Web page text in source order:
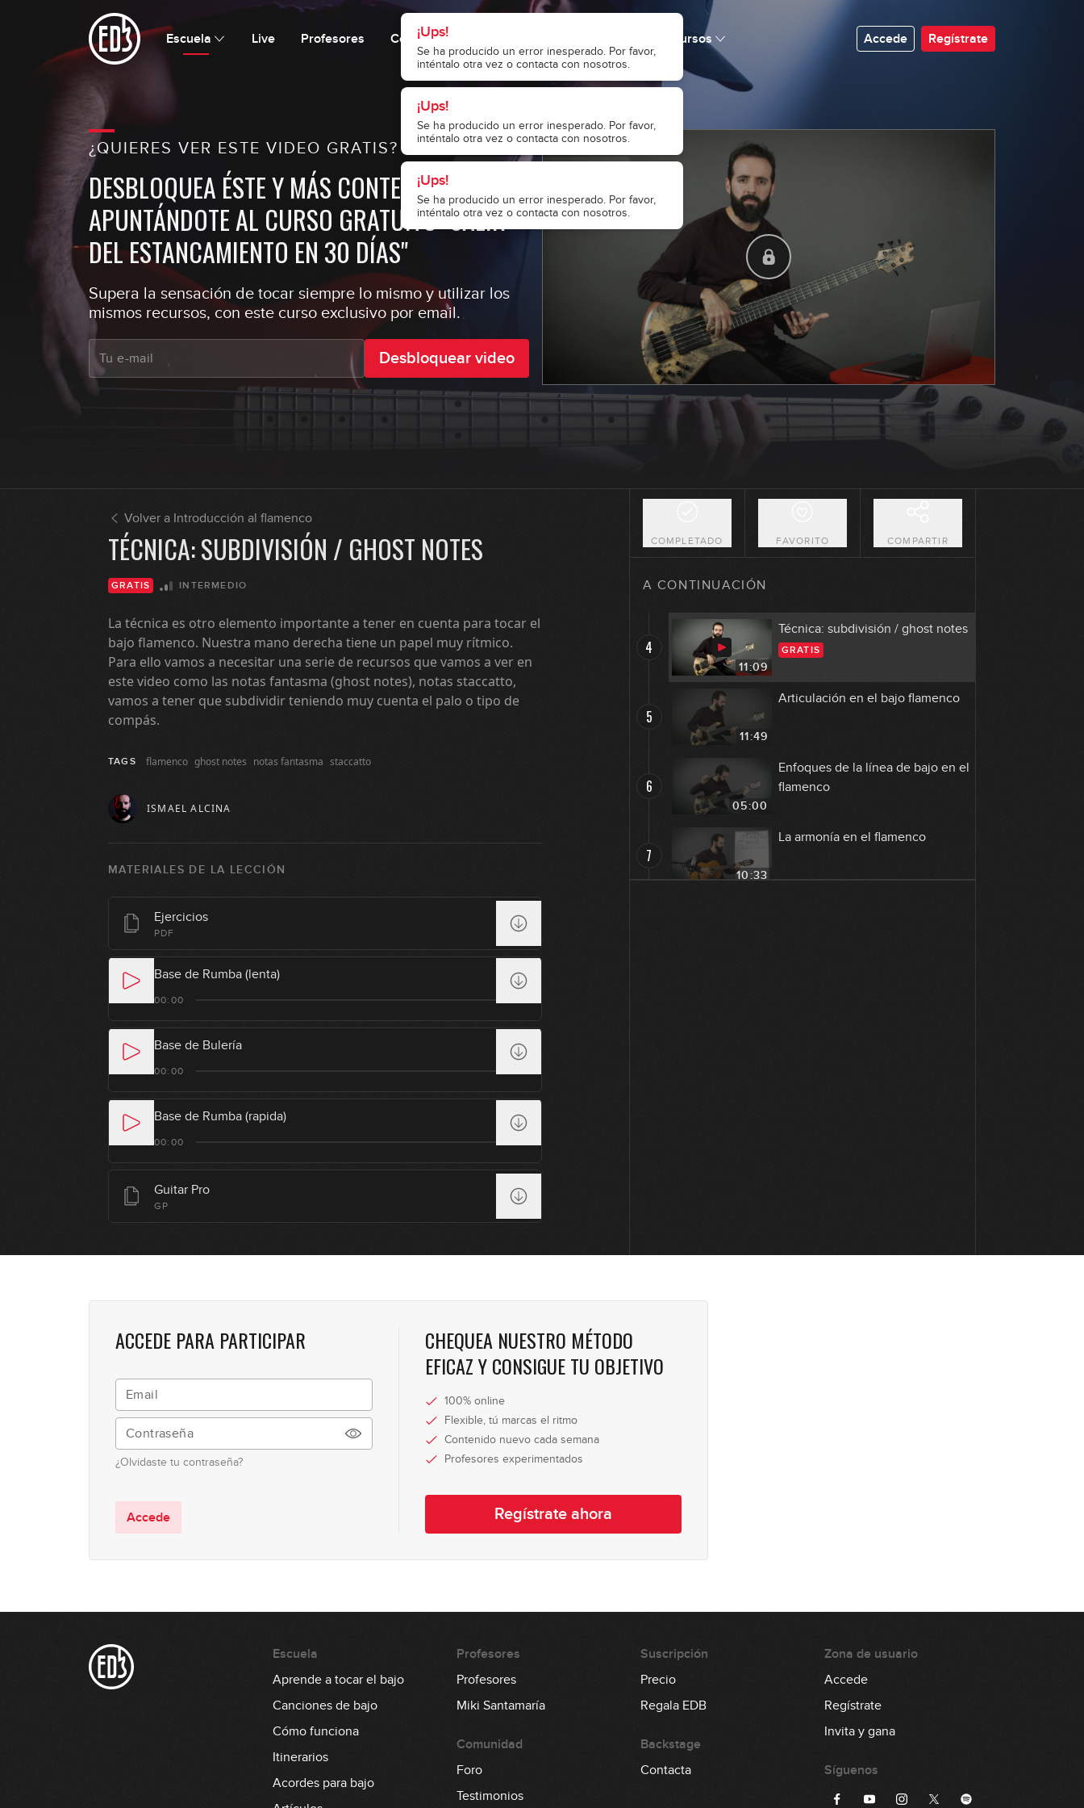
¡Ups!
Se ha producido un error inesperado. Por favor,
inténtalo otra vez o contacta con nosotros.
¡Ups!
Se ha producido un error inesperado. Por favor,
inténtalo otra vez o contacta con nosotros.
¡Ups!
Se ha producido un error inesperado. Por favor,
inténtalo otra vez o contacta con nosotros.
Escuela Live Profesores Cómo funciona Recursos Accede Regístrate
¿QUIERES VER ESTE VIDEO GRATIS?
DESBLOQUEA ÉSTE Y MÁS CONTENIDOS
APUNTÁNDOTE AL CURSO GRATUITO "SALIR
DEL ESTANCAMIENTO EN 30 DÍAS"
Supera la sensación de tocar siempre lo mismo y utilizar los
mismos recursos, con este curso exclusivo por email.
Desbloquear video
Volver a Introducción al flamenco
TÉCNICA: SUBDIVISIÓN / GHOST NOTES
GRATIS INTERMEDIO
La técnica es otro elemento importante a tener en cuenta para tocar el
bajo flamenco. Nuestra mano derecha tiene un papel muy rítmico.
Para ello vamos a necesitar una serie de recursos que vamos a ver en
este video como las notas fantasma (ghost notes), notas staccatto,
vamos a tener que subdividir teniendo muy cuenta el palo o tipo de
compás.
TAGS flamenco ghost notes notas fantasma staccatto
ISMAEL ALCINA
MATERIALES DE LA LECCIÓN
Ejercicios
PDF
Base de Rumba (lenta)
00:00
Base de Bulería
00:00
Base de Rumba (rapida)
00:00
Guitar Pro
GP
COMPLETADO FAVORITO COMPARTIR
A CONTINUACIÓN
El bajo en el flamenco
3
Sonido
4
11:09
Técnica: subdivisión / ghost notes
GRATIS
5
11:49
Articulación en el bajo flamenco
6
05:00
Enfoques de la línea de bajo en el
flamenco
7
10:33
La armonía en el flamenco
Los palos: seguirilla
ACCEDE PARA PARTICIPAR
¿Olvidaste tu contraseña?
Accede
CHEQUEA NUESTRO MÉTODO
EFICAZ Y CONSIGUE TU OBJETIVO
100% online
Flexible, tú marcas el ritmo
Contenido nuevo cada semana
Profesores experimentados
Regístrate ahora
Escuela
Aprende a tocar el bajo
Canciones de bajo
Cómo funciona
Itinerarios
Acordes para bajo
Profesores
Profesores
Miki Santamaría
Comunidad
Foro
Testimonios
Suscripción
Precio
Regala EDB
Backstage
Contacta
Zona de usuario
Accede
Regístrate
Invita y gana
Síguenos